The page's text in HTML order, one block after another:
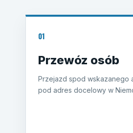
01
Przewóz osób
Przejazd spod wskazanego
pod adres docelowy w